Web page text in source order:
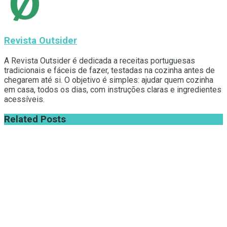
Revista Outsider
A Revista Outsider é dedicada a receitas portuguesas
tradicionais e fáceis de fazer, testadas na cozinha antes de
chegarem até si. O objetivo é simples: ajudar quem cozinha
em casa, todos os dias, com instruções claras e ingredientes
acessíveis.
Related Posts